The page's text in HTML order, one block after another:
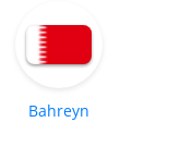
Bahreyn